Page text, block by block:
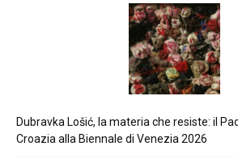
Dubravka Lošić, la materia che resiste: il
Croazia alla Biennale di Venezia 2026